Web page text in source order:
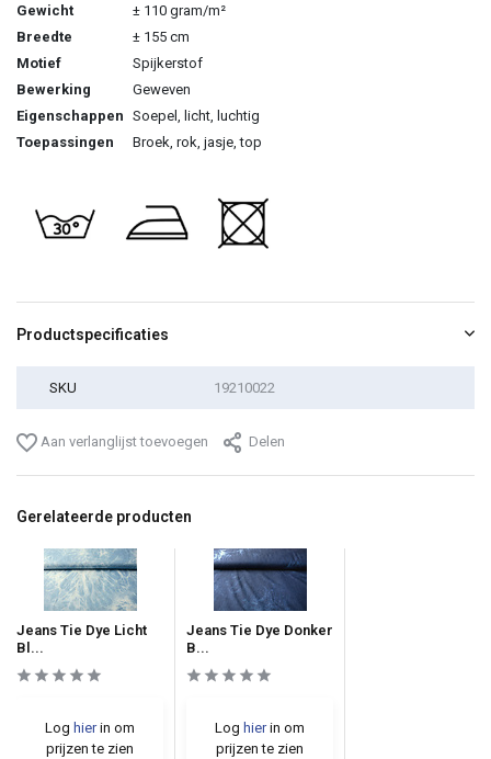
Gewicht
± 110 gram/m²
Breedte
± 155 cm
Motief
Spijkerstof
Bewerking
Geweven
Eigenschappen Soepel, licht, luchtig
Toepassingen
Broek, rok, jasje, top
Productspecificaties
SKU 19210022
Aan verlanglijst toevoegen Delen
Gerelateerde producten
Jeans Tie Dye Licht
Bl...
Log hierin om
prijzen te zien
Jeans Tie Dye Donker
B...
Log hierin om
prijzen te zien